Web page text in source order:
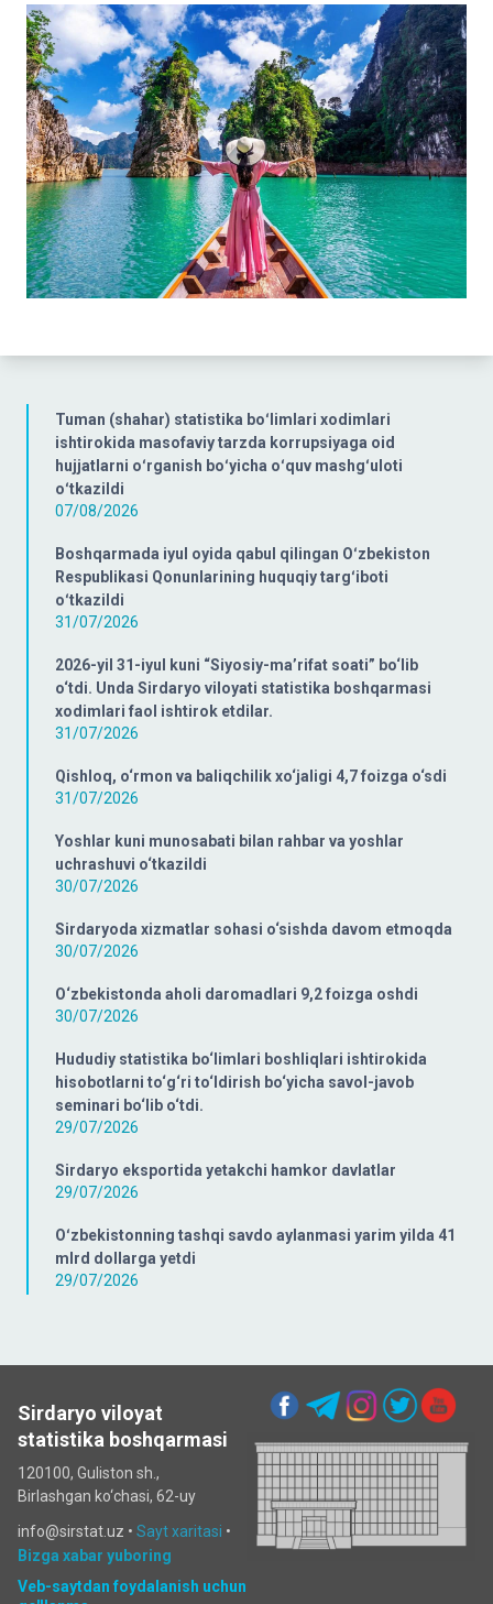
Tuman (shahar) statistika boʻlimlari xodimlari
ishtirokida masofaviy tarzda korrupsiyaga oid
hujjatlarni oʻrganish boʻyicha oʻquv mashgʻuloti
oʻtkazildi
07/08/2026
Boshqarmada iyul oyida qabul qilingan Oʻzbekiston
Respublikasi Qonunlarining huquqiy targʻiboti
oʻtkazildi
31/07/2026
2026-yil 31-iyul kuni “Siyosiy-ma’rifat soati” bo‘lib
o‘tdi. Unda Sirdaryo viloyati statistika boshqarmasi
xodimlari faol ishtirok etdilar.
31/07/2026
Qishloq, o‘rmon va baliqchilik xo‘jaligi 4,7 foizga o‘sdi
31/07/2026
Yoshlar kuni munosabati bilan rahbar va yoshlar
uchrashuvi o‘tkazildi
30/07/2026
Sirdaryoda xizmatlar sohasi o‘sishda davom etmoqda
30/07/2026
O‘zbekistonda aholi daromadlari 9,2 foizga oshdi
30/07/2026
Hududiy statistika bo‘limlari boshliqlari ishtirokida
hisobotlarni to‘g‘ri to‘ldirish bo‘yicha savol-javob
seminari bo‘lib o‘tdi.
29/07/2026
Sirdaryo eksportida yetakchi hamkor davlatlar
29/07/2026
Oʻzbekistonning tashqi savdo aylanmasi yarim yilda 41
mlrd dollarga yetdi
29/07/2026
Sirdaryo viloyat
statistika boshqarmasi
120100, Guliston sh.,
Birlashgan ko‘chаsi, 62-uy
info@sirstat.uz • Sayt xaritasi •
Bizga xabar yuboring
Veb-saytdan foydalanish uchun